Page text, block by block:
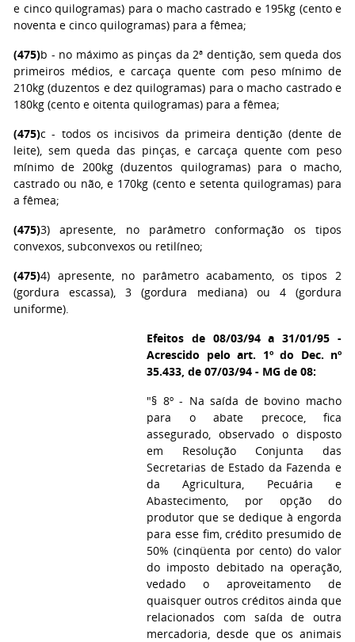
e cinco quilogramas) para o macho castrado e 195kg (cento e
noventa e cinco quilogramas) para a fêmea;
(475)b - no máximo as pinças da 2ª dentição, sem queda dos
primeiros médios, e carcaça quente com peso mínimo de
210kg (duzentos e dez quilogramas) para o macho castrado e
180kg (cento e oitenta quilogramas) para a fêmea;
(475)c - todos os incisivos da primeira dentição (dente de
leite), sem queda das pinças, e carcaça quente com peso
mínimo de 200kg (duzentos quilogramas) para o macho,
castrado ou não, e 170kg (cento e setenta quilogramas) para
a fêmea;
(475)3) apresente, no parâmetro conformação os tipos
convexos, subconvexos ou retilíneo;
(475)4) apresente, no parâmetro acabamento, os tipos 2
(gordura escassa), 3 (gordura mediana) ou 4 (gordura
uniforme).
Efeitos de 08/03/94 a 31/01/95 -
Acrescido pelo art. 1º do Dec. nº
35.433, de 07/03/94 - MG de 08:
"§ 8º - Na saída de bovino macho
para o abate precoce, fica
assegurado, observado o disposto
em Resolução Conjunta das
Secretarias de Estado da Fazenda e
da Agricultura, Pecuária e
Abastecimento, por opção do
produtor que se dedique à engorda
para esse fim, crédito presumido de
50% (cinqüenta por cento) do valor
do imposto debitado na operação,
vedado o aproveitamento de
quaisquer outros créditos ainda que
relacionados com saída de outra
mercadoria, desde que os animais